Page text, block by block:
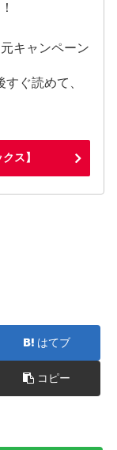
キャンペーン
ぐ読めて、
ス】
はてブ
コピー